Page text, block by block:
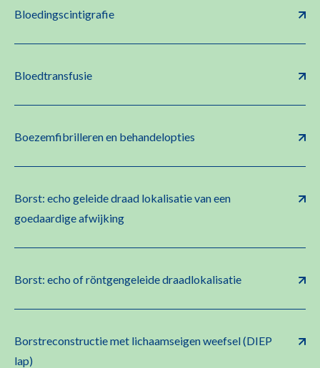
Bloedingscintigrafie
Bloedtransfusie
Boezemfibrilleren en behandelopties
Borst: echo geleide draad lokalisatie van een
goedaardige afwijking
Borst: echo of röntgengeleide draadlokalisatie
Borstreconstructie met lichaamseigen weefsel (DIEP
lap)